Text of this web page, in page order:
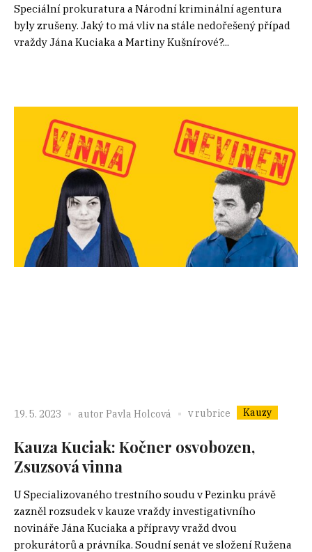
Speciální prokuratura a Národní kriminální agentura
byly zrušeny. Jaký to má vliv na stále nedořešený případ
vraždy Jána Kuciaka a Martiny Kušnírové?...
19. 5. 2023 autor Pavla Holcová v rubrice Kauzy
Kauza Kuciak: Kočner osvobozen,
Zsuzsová vinna
U Specializovaného trestního soudu v Pezinku právě
zazněl rozsudek v kauze vraždy investigativního
novináře Jána Kuciaka a přípravy vražd dvou
prokurátorů a právníka. Soudní senát ve složení Ružena